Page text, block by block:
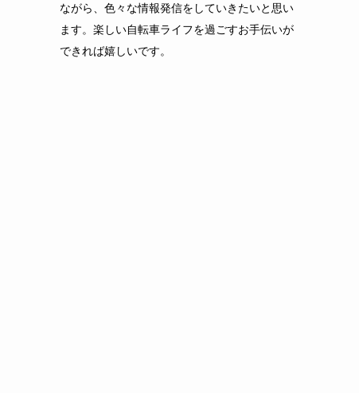
ながら、色々な情報発信をしていきたいと思い
ます。楽しい自転車ライフを過ごすお手伝いが
できれば嬉しいです。